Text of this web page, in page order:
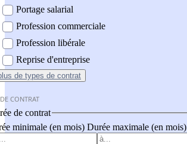
Portage salarial
Profession commerciale
Profession libérale
Reprise d'entreprise
de types de contrat
CONTRAT
de contrat
minimale (en mois) Durée maximale (en mois)